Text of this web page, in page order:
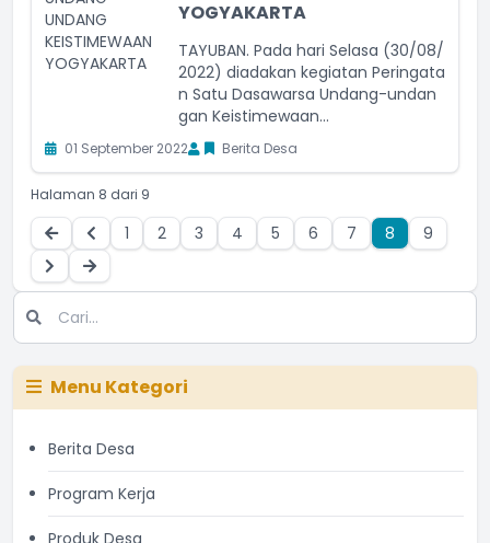
YOGYAKARTA
TAYUBAN. Pada hari Selasa (30/08/
2022) diadakan kegiatan Peringata
n Satu Dasawarsa Undang-undan
gan Keistimewaan...
01 September 2022 Berita Desa
Halaman 8 dari 9
1 2 3 4 5 6 7 8 9
Menu Kategori
Berita Desa
Program Kerja
Produk Desa